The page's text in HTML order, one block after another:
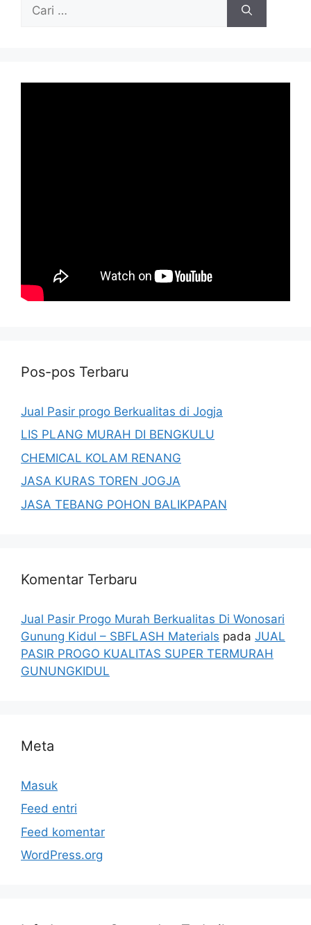
untuk:
Pos-pos Terbaru
Jual Pasir progo Berkualitas di Jogja
LIS PLANG MURAH DI BENGKULU
CHEMICAL KOLAM RENANG
JASA KURAS TOREN JOGJA
JASA TEBANG POHON BALIKPAPAN
Komentar Terbaru
Jual Pasir Progo Murah Berkualitas Di Wonosari
Gunung Kidul – SBFLASH Materials pada JUAL
PASIR PROGO KUALITAS SUPER TERMURAH
GUNUNGKIDUL
Meta
Masuk
Feed entri
Feed komentar
WordPress.org